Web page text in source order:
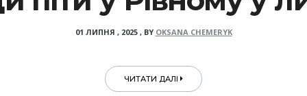
01 ЛИПНЯ , 2025, BY OKSANA CHEMERYK
ЧИТАТИ ДАЛІ